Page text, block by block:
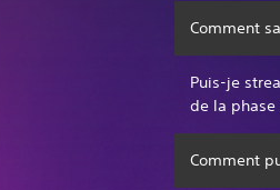
Comment
Puis-je
de la phase
Comment